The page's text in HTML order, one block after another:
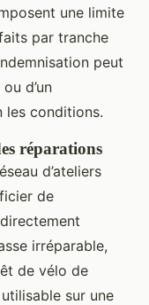
une limite
par tranche
peut
d’un
les conditions.
réparations
d’ateliers
de
irréparable,
de vélo de
sur une